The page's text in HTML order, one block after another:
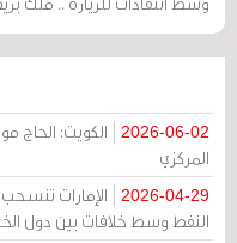
2026-06-02
الكويت:
المركزي
2026-04-29
الإمارات
النفط وسط خلافات بين دول